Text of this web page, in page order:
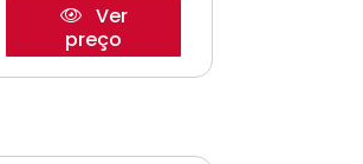
Ver
preço